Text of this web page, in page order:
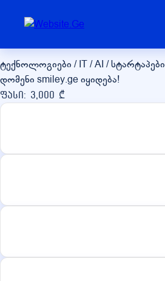
smiley.ge
ტექნოლოგიები / IT / AI / სტარტაპები
დომენი smiley.ge იყიდება!
ფასი: 3,000 ₾